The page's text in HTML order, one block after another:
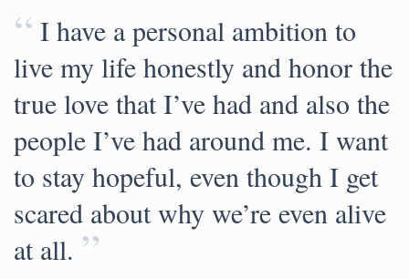
“ I have a personal ambition to
live my life honestly and honor the
true love that I’ve had and also the
people I’ve had around me. I want
to stay hopeful, even though I get
scared about why we’re even alive
at all. ”